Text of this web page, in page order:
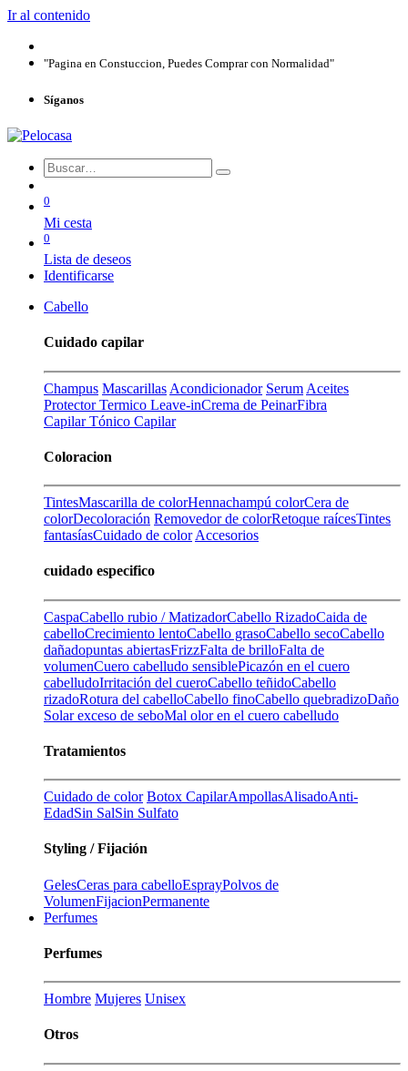
Ir al contenido
"Pagina en Constuccion, Puedes Comprar con Normalidad"
Síganos
0
Mi cesta
0
Lista de deseos
Identificarse
Cabello
Cuidado capilar
Champus Mascarillas Acondicionador Serum Aceites
Protector Termico Leave-inCrema de PeinarFibra
CapilarTónico Capilar
Coloracion
TintesMascarilla de colorHennachampú colorCera de
colorDecoloración Removedor de colorRetoque raícesTintes
fantasíasCuidado de color Accesorios
cuidado especifico
CaspaCabello rubio / MatizadorCabello RizadoCaida de
cabelloCrecimiento lentoCabello grasoCabello secoCabello
dañadopuntas abiertasFrizzFalta de brilloFalta de
volumenCuero cabelludo sensiblePicazón en el cuero
cabelludoIrritación del cueroCabello teñidoCabello
rizadoRotura del cabelloCabello finoCabello quebradizoDaño
Solarexceso de seboMal olor en el cuero cabelludo
Tratamientos
Cuidado de color Botox CapilarAmpollasAlisadoAnti-
EdadSin SalSin Sulfato
Styling / Fijación
GelesCeras para cabelloEsprayPolvos de
VolumenFijacionPermanente
Perfumes
Perfumes
Hombre Mujeres Unisex
Otros